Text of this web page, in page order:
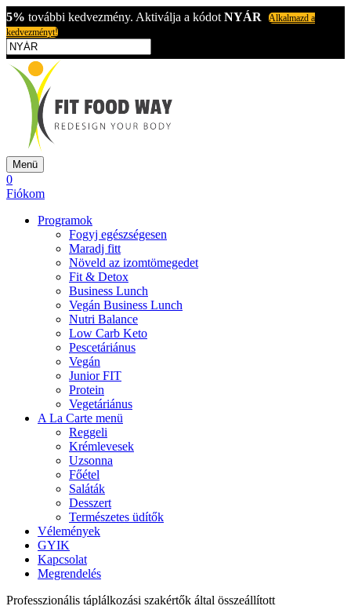
5% további kedvezmény. Aktiválja a kódot NYÁR
Alkalmazd a
kedvezményt!
Menü
0
Fiókom
Programok
Fogyj egészségesen
Maradj fitt
Növeld az izomtömegedet
Fit & Detox
Business Lunch
Vegán Business Lunch
Nutri Balance
Low Carb Keto
Pescetáriánus
Vegán
Junior FIT
Protein
Vegetáriánus
A La Carte menü
Reggeli
Krémlevesek
Uzsonna
Főétel
Saláták
Desszert
Természetes üdítők
Vélemények
GYIK
Kapcsolat
Megrendelés
Professzionális táplálkozási szakértők által összeállított